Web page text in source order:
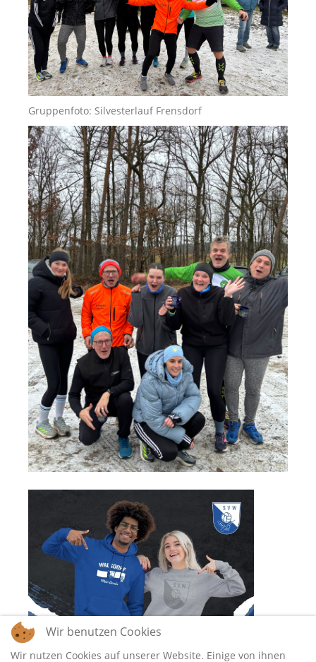
Gruppenfoto: Silvesterlauf Frensdorf
Wir benutzen Cookies
Wir nutzen Cookies auf unserer Website. Einige von ihnen